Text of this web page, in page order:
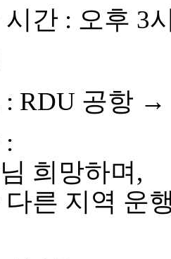
간 : 오후 3
: RDU 공항 →
희망하며,
다른 지역 운